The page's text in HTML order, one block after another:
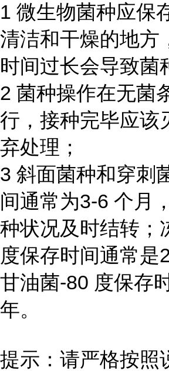
1 微生物菌种应保
清洁和干燥的地方
时间过长会导致菌
2 菌种操作在无菌
行，接种完毕应该
弃处理；
3 斜面菌种和穿刺
间通常为3-6 个月
种状况及时结转；
度保存时间通常是
甘油菌-80 度保存
年。
提示：请严格按照